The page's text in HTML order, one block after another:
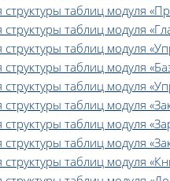
таблиц модуля
таблиц модуля
таблиц модуля
таблиц модуля
таблиц модуля
таблиц модуля
таблиц модуля
таблиц модуля
таблиц модуля